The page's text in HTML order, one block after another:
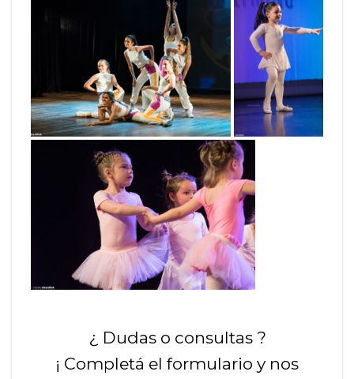
¿ Dudas o consultas ?
¡ Completá el formulario y nos